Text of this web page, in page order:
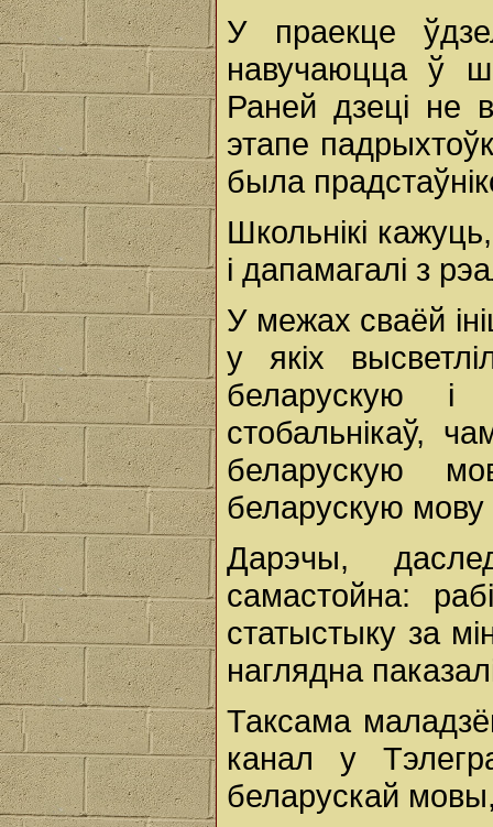
У праекце
навучаюцца ў
Раней дзеці не
этапе
была
Школьнікі
і дапамагалі з
У межах сваёй
у якіх
беларускую і
стобальнікаў,
беларускую
беларускую мову
Дарэчы,
самастойна:
статыстыку за
наглядна
Таксама
канал у
беларускай